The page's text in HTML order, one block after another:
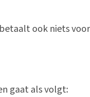
ook niets
gaat als volgt: